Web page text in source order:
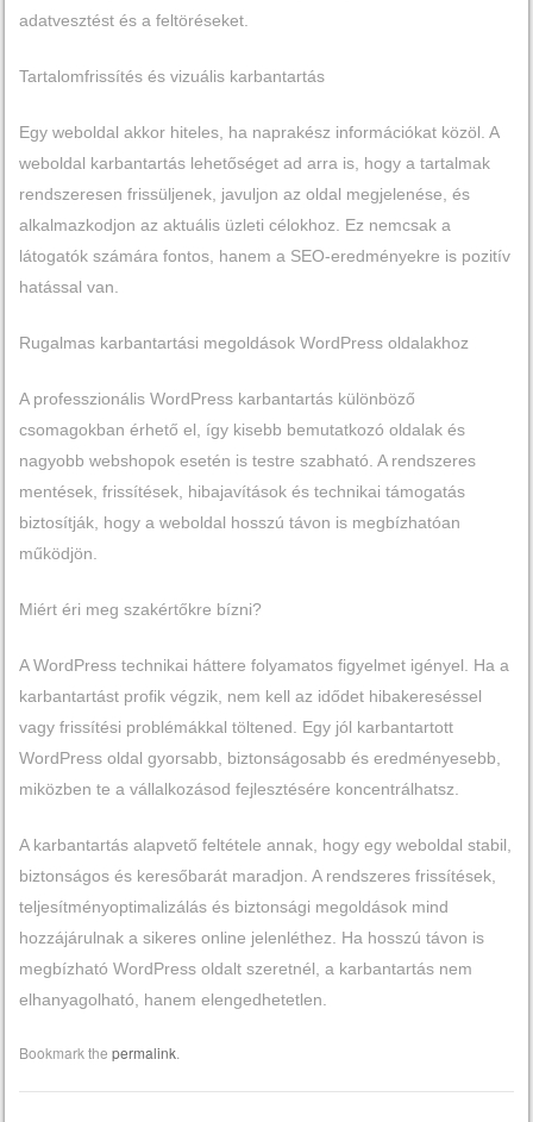
adatvesztést és a feltöréseket.
Tartalomfrissítés és vizuális karbantartás
Egy weboldal akkor hiteles, ha naprakész információkat közöl. A
weboldal karbantartás lehetőséget ad arra is, hogy a tartalmak
rendszeresen frissüljenek, javuljon az oldal megjelenése, és
alkalmazkodjon az aktuális üzleti célokhoz. Ez nemcsak a
látogatók számára fontos, hanem a SEO-eredményekre is pozitív
hatással van.
Rugalmas karbantartási megoldások WordPress oldalakhoz
A professzionális WordPress karbantartás különböző
csomagokban érhető el, így kisebb bemutatkozó oldalak és
nagyobb webshopok esetén is testre szabható. A rendszeres
mentések, frissítések, hibajavítások és technikai támogatás
biztosítják, hogy a weboldal hosszú távon is megbízhatóan
működjön.
Miért éri meg szakértőkre bízni?
A WordPress technikai háttere folyamatos figyelmet igényel. Ha a
karbantartást profik végzik, nem kell az idődet hibakereséssel
vagy frissítési problémákkal töltened. Egy jól karbantartott
WordPress oldal gyorsabb, biztonságosabb és eredményesebb,
miközben te a vállalkozásod fejlesztésére koncentrálhatsz.
A karbantartás alapvető feltétele annak, hogy egy weboldal stabil,
biztonságos és keresőbarát maradjon. A rendszeres frissítések,
teljesítményoptimalizálás és biztonsági megoldások mind
hozzájárulnak a sikeres online jelenléthez. Ha hosszú távon is
megbízható WordPress oldalt szeretnél, a karbantartás nem
elhanyagolható, hanem elengedhetetlen.
Bookmark the permalink.